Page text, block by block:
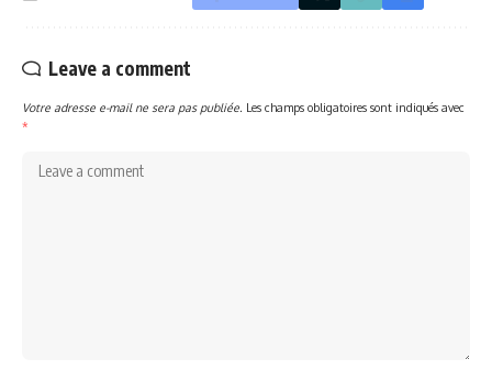
Leave a comment
Votre adresse e-mail ne sera pas publiée. Les champs obligatoires sont indiqués avec
*